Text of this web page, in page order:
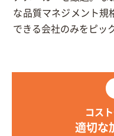
な品質マネジメント規
できる会社のみをピッ
コス
適切な